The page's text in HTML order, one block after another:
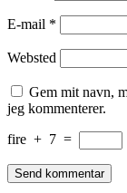
E-mail *
Websted
Gem mit navn,
jeg kommenterer.
fire + 7 =